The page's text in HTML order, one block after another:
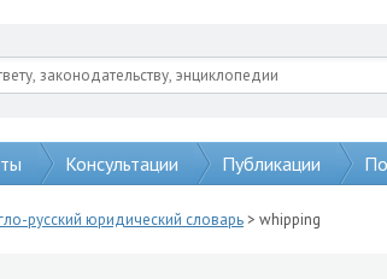
Консультации Публикации
русский юридический словарь> whipping